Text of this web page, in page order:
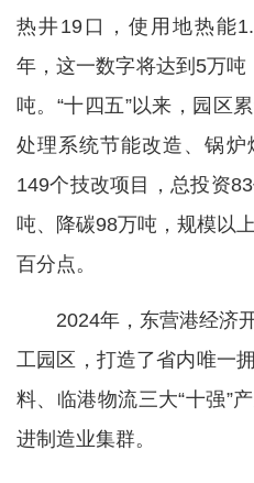
热井19口，使用地热能
年，这一数字将达到5万
吨。“十四五”以来，园区
处理系统节能改造、锅
149个技改项目，总投资
吨、降碳98万吨，规模以
百分点。
2024年，东营港经济
工园区，打造了省内唯一
料、临港物流三大“十强”
进制造业集群。